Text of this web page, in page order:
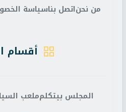
من نحناتصل بناسياسة
أقسام
المجلس بيتكلمملعب